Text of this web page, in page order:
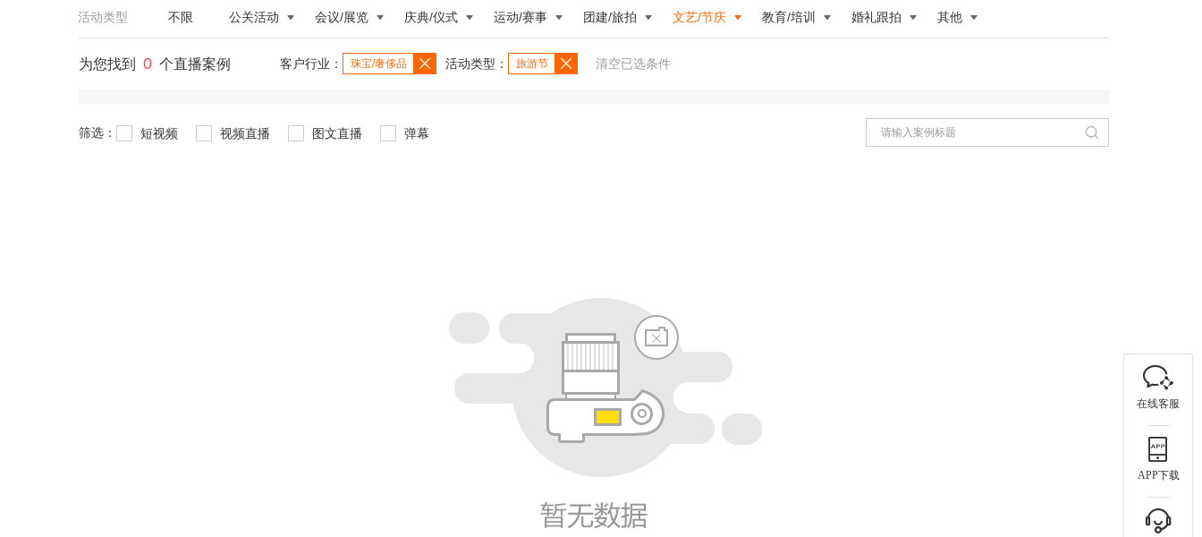
活动类型 不限 公关活动 会议/展览 庆典/仪式 运动/赛事 团建/旅拍 文艺/节庆 教育/培训 婚礼跟拍 其他
为您找到 0 个直播案例 客户行业： 珠宝/奢侈品 活动类型： 旅游节 清空已选条件
筛选： 短视频 视频直播 图文直播 弹幕
在线客服
APP下载